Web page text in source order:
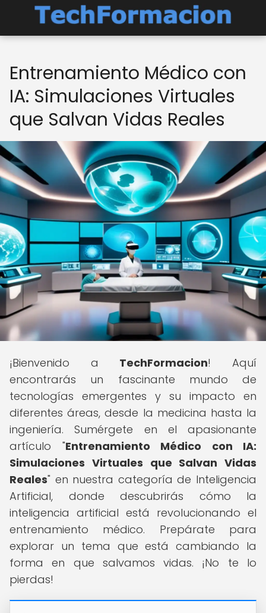
Entrenamiento Médico con
IA: Simulaciones Virtuales
que Salvan Vidas Reales
¡Bienvenido a TechFormacion! Aquí
encontrarás un fascinante mundo de
tecnologías emergentes y su impacto en
diferentes áreas, desde la medicina hasta la
ingeniería. Sumérgete en el apasionante
artículo "Entrenamiento Médico con IA:
Simulaciones Virtuales que Salvan Vidas
Reales" en nuestra categoría de Inteligencia
Artificial, donde descubrirás cómo la
inteligencia artificial está revolucionando el
entrenamiento médico. Prepárate para
explorar un tema que está cambiando la
forma en que salvamos vidas. ¡No te lo
pierdas!